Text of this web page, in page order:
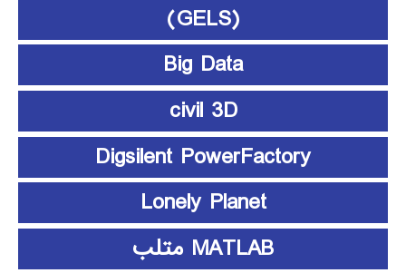
(GELS)
Big Data
civil 3D
Digsilent PowerFactory
Lonely Planet
MATLAB متلب